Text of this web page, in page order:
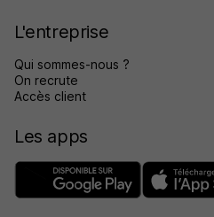
L'entreprise
Qui sommes-nous ?
On recrute
Accès client
Les apps